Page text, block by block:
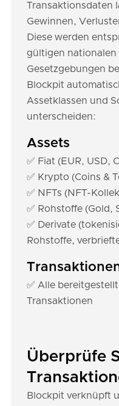
Transaktionsdaten
Gewinnen,
Diese werden
gültigen nationalen
Gesetzgebungen
Blockpit
Assetklassen und
unterscheiden:
Assets
✅ Fiat (EUR, USD,
✅ Krypto (Coins &
✅ NFTs (NFT-
✅ Rohstoffe (Gold,
✅ Derivate
Rohstoffe,
✅ Alle
Transaktionen
Überprüfe
Blockpit verknüpft